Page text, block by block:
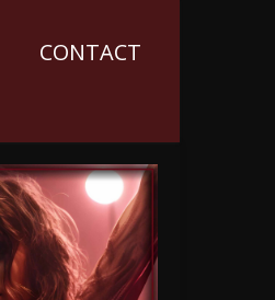
CONTACT